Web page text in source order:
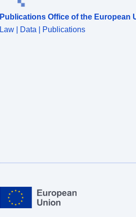
Publications Office of the European
Law | Data | Publications